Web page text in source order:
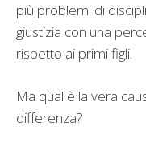
più problemi di
giustizia con una
rispetto ai primi figli.
Ma qual è la vera
differenza?